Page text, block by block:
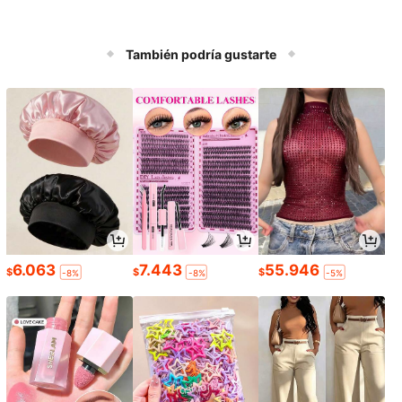
También podría gustarte
$6.063 -8% $7.443 -8% $55.946 -5%